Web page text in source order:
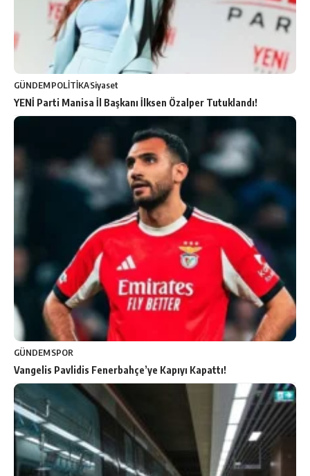
GÜNDEMPOLİTİKASiyaset
YENİ Parti Manisa İl Başkanı İlksen Özalper Tutuklandı!
GÜNDEMSPOR
Vangelis Pavlidis Fenerbahçe’ye Kapıyı Kapattı!